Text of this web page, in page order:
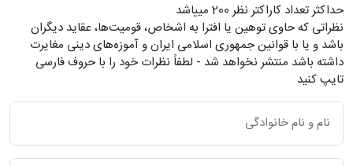
حداکثر تعداد کاراکتر نظر 200 ميياشد
نظراتی که حاوی توهین یا افترا به اشخاص، قومیت‌ها، عقاید دیگران
باشد و یا با قوانین جمهوری اسلامی ایران و آموزه‌های دینی مغایرت
داشته باشد منتشر نخواهد شد - لطفاً نظرات خود را با حروف فارسی
تایپ کنید